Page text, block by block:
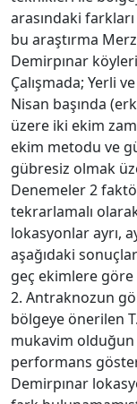
arasındaki
bu araştırma
Demirpınar
Çalışmada; Yerli
Nisan başında
üzere iki ekim
ekim metodu ve
gübresiz olmak
Denemeler 2
tekrarlamalı
lokasyonlar ayrı,
aşağıdaki
geç ekimlere
2. Antraknozun
bölgeye önerilen
mukavim
performans
Demirpınar